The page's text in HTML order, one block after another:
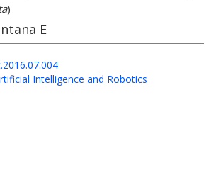
)
E
Intelligence and Robotics